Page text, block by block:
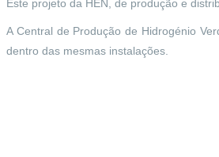
Este projeto da HEN, de produção e
A Central de Produção de Hidrogénio
dentro das mesmas instalações.